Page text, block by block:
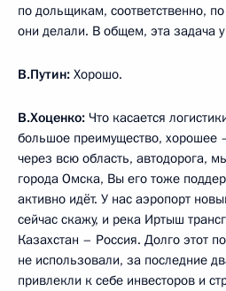
по дольщикам, соответственно,
они делали. В общем, эта задача
В.Путин: Хорошо.
В.Хоценко: Что касается
большое преимущество, хорошее
через всю область, автодорога,
города Омска, Вы его тоже
активно идёт. У нас аэропорт
сейчас скажу, и река Иртыш
Казахстан – Россия. Долго этот
не использовали, за последние
привлекли к себе инвесторов и